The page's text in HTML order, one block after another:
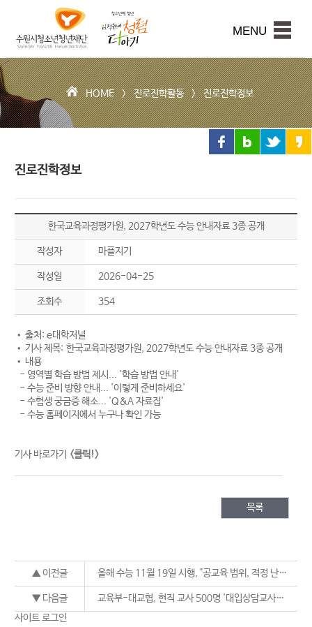
본문내용 바로가기
시
청
소
년
청
년
재
단
MENU
HOME >진로진학활동>진로진학정보
진로진학정보
한국교육과정평가원, 2027학년도 수능 안내자료 3종 공개
작성자 마플지기
작성일 2026-04-25
조회수 354
• 출처: e대학저널
• 기사 제목: 한국교육과정평가원, 2027학년도 수능 안내자료 3종 공개
• 내용
- 영역별 학습 방법 제시... '학습 방법 안내'
- 수능 준비 방향 안내... '이렇게 준비하세요'
- 수험생 궁금증 해소... 'Q&A 자료집'
- 수능 홈페이지에서 누구나 확인 가능
기사 바로가기 <클릭!>
목록
▲ 이전글 올해 수능 11월 19일 시행, "공교육 범위, 적정 난이도 문제 출제"
▼ 다음글
교육부-대교협, 현직 교사 500명 '대입상담교사단' 위촉
사이트 로그인